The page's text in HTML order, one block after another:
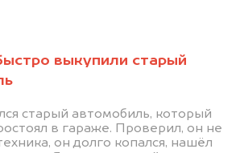
выкупили старый
старый автомобиль, который
в гараже. Проверил, он не
он долго копался, нашёл
на разбор.
авто на 20.000 руб.